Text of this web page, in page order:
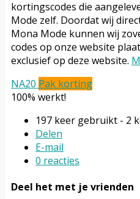
kortingscodes die
Mode zelf. Doordat wij
Mona Mode kunnen wij
codes op onze website
exclusief op deze website.
NA20 Pak korting
100% werkt!
197 keer gebruikt - 2
Delen
E-mail
0 reacties
Deel het met je vrienden